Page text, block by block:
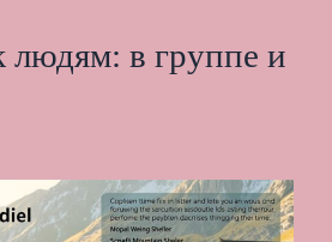
людям: в группе и